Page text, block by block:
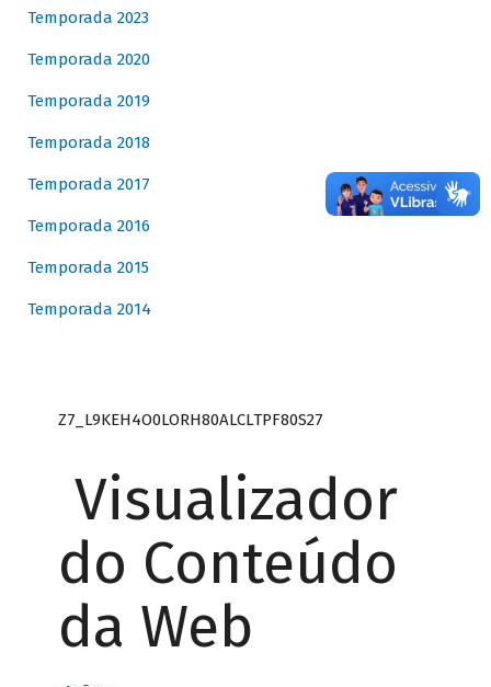
Temporada 2023
Temporada 2020
Temporada 2019
Temporada 2018
Temporada 2017
Temporada 2016
Temporada 2015
Temporada 2014
Z7_L9KEH4O0LORH80ALCLTPF80S27
Visualizador
do Conteúdo
da Web